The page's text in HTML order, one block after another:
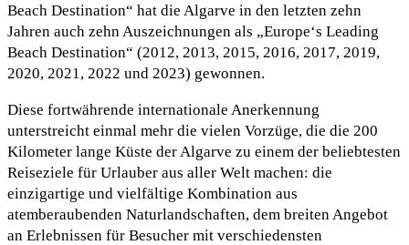
Beach Destination“ hat die Algarve in den letzten zehn
Jahren auch zehn Auszeichnungen als „Europe‘s Leading
Beach Destination“ (2012, 2013, 2015, 2016, 2017, 2019,
2020, 2021, 2022 und 2023) gewonnen.
Diese fortwährende internationale Anerkennung
unterstreicht einmal mehr die vielen Vorzüge, die die 200
Kilometer lange Küste der Algarve zu einem der beliebtesten
Reiseziele für Urlauber aus aller Welt machen: die
einzigartige und vielfältige Kombination aus
atemberaubenden Naturlandschaften, dem breiten Angebot
an Erlebnissen für Besucher mit verschiedensten